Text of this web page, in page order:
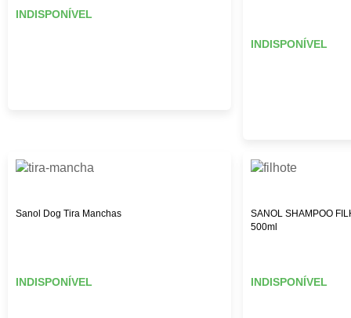
INDISPONÍVEL
INDISPONÍVEL
Sanol Dog Tira Manchas
INDISPONÍVEL
SANOL SHAMPOO
500ml
INDISPONÍVEL